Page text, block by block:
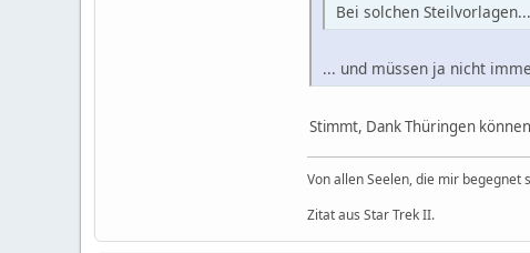
Bei solchen
... und müssen ja nicht
Stimmt, Dank Thüringen
Von allen Seelen, die mir
Zitat aus Star Trek II.